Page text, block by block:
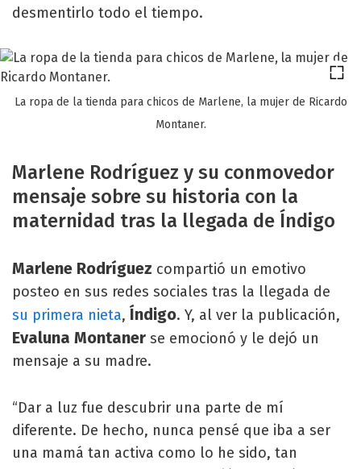
desmentirlo todo el tiempo.
La ropa de la tienda para chicos de Marlene, la mujer de Ricardo
Montaner.
Marlene Rodríguez y su conmovedor
mensaje sobre su historia con la
maternidad tras la llegada de Índigo
Marlene Rodríguez compartió un emotivo
posteo en sus redes sociales tras la llegada de
su primera nieta, Índigo. Y, al ver la publicación,
Evaluna Montaner se emocionó y le dejó un
mensaje a su madre.
“Dar a luz fue descubrir una parte de mí
diferente. De hecho, nunca pensé que iba a ser
una mamá tan activa como lo he sido, tan